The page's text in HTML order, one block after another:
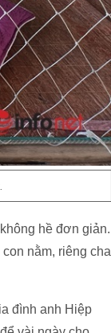
hề đơn giản.
nằm, riêng cha
đình anh Hiệp